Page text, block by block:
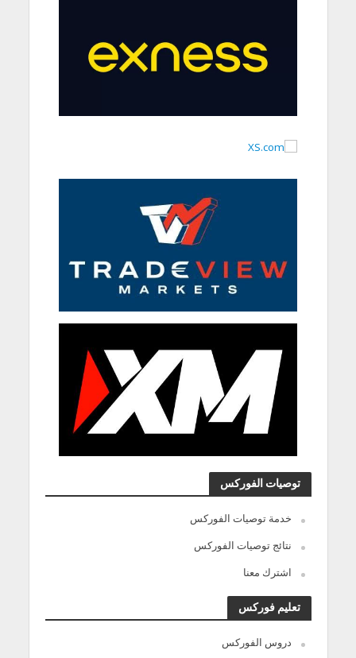
توصيات الفوركس
خدمة توصيات الفوركس
نتائج توصيات الفوركس
اشترك معنا
تعليم فوركس
دروس الفوركس